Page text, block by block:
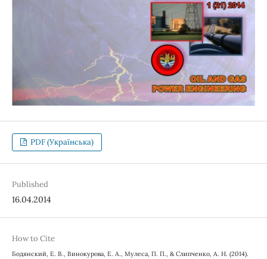
PDF (Українська)
Published
16.04.2014
How to Cite
Бодянский, Е. В., Винокурова, Е. А., Мулеса, П. П., & Слипченко, А. Н. (2014).